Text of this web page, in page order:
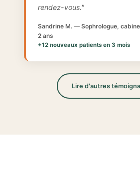
rendez-vous."
Sandrine M. — Sophrologue,
2 ans
+12 nouveaux patients en 3 mois
Lire d'autres